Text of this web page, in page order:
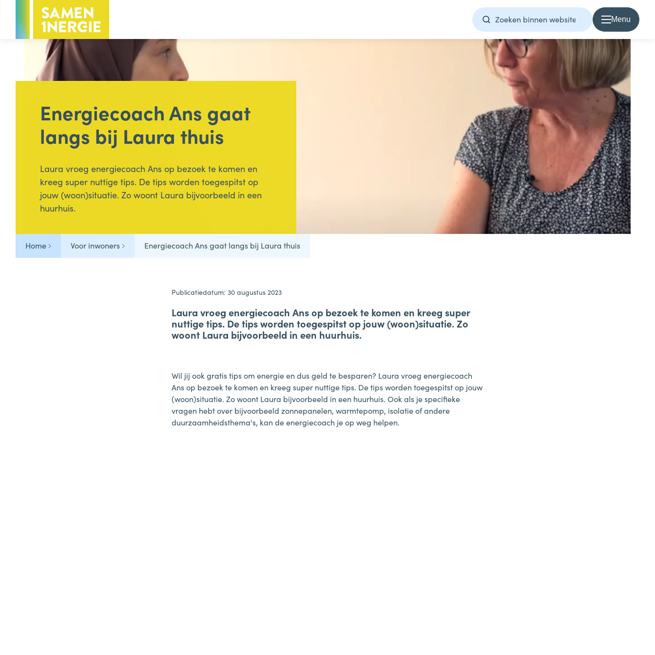
Menu
Voor inwoners
Voor inwoners
Groen & water
Handige info voor inwoners
Subsidies
Tips & Tricks
Voor bedrijven
Over Samen1Nergie
Over Samen1Nergie
Artikelen
Projecten
Contact
Home
Direct contact
(088) 695 3000
samen1nergie@1stroom.nl
Energiecoach Ans gaat
langs bij Laura thuis
Laura vroeg energiecoach Ans op bezoek te komen en
kreeg super nuttige tips. De tips worden toegespitst op
jouw (woon)situatie. Zo woont Laura bijvoorbeeld in een
huurhuis.
Home Voor inwoners Energiecoach Ans gaat langs bij Laura thuis
Publicatiedatum: 30 augustus 2023
Laura vroeg energiecoach Ans op bezoek te komen en kreeg super
nuttige tips. De tips worden toegespitst op jouw (woon)situatie. Zo
woont Laura bijvoorbeeld in een huurhuis.
Wil jij ook gratis tips om energie en dus geld te besparen? Laura vroeg energiecoach
Ans op bezoek te komen en kreeg super nuttige tips. De tips worden toegespitst op jouw
(woon)situatie. Zo woont Laura bijvoorbeeld in een huurhuis. Ook als je specifieke
vragen hebt over bijvoorbeeld zonnepanelen, warmtepomp, isolatie of andere
duurzaamheidsthema's, kan de energiecoach je op weg helpen.